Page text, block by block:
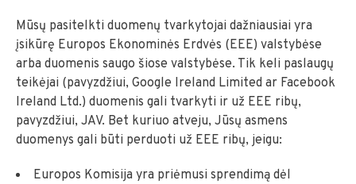
Mūsų pasitelkti duomenų tvarkytojai dažniausiai yra
įsikūrę Europos Ekonominės Erdvės (EEE) valstybėse
arba duomenis saugo šiose valstybėse. Tik keli paslaugų
teikėjai (pavyzdžiui, Google Ireland Limited ar Facebook
Ireland Ltd.) duomenis gali tvarkyti ir už EEE ribų,
pavyzdžiui, JAV. Bet kuriuo atveju, Jūsų asmens
duomenys gali būti perduoti už EEE ribų, jeigu:
Europos Komisija yra priėmusi sprendimą dėl